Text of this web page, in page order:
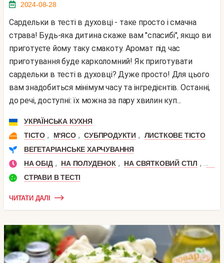
2024-08-28
Сардельки в тесті в духовці - таке просто і смачна
страва! Будь-яка дитина скаже вам "спасибі", якщо ви
приготуєте йому таку смакоту. Аромат під час
приготування буде карколомний! Як приготувати
сардельки в тесті в духовці? Дуже просто! Для цього
вам знадобиться мінімум часу та інгредієнтів. Останні,
до речі, доступні: їх можна за пару хвилин куп...
УКРАЇНСЬКА КУХНЯ
ТІСТО , М'ЯСО , СУБПРОДУКТИ ,
ЛИСТКОВЕ ТІСТО
ВЕГЕТАРІАНСЬКЕ ХАРЧУВАННЯ
НА ОБІД , НА ПОЛУДЕНОК , НА СВЯТКОВИЙ СТІЛ ,
СТРАВИ В ТЕСТІ
ЧИТАТИ ДАЛІ